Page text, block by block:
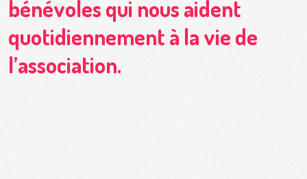
bénévoles qui nous aident
quotidiennement à la vie de
l’association.